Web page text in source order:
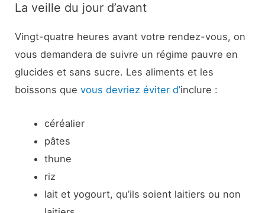
La veille du jour d’avant
Vingt-quatre heures avant votre rendez-vous, on
vous demandera de suivre un régime pauvre en
glucides et sans sucre. Les aliments et les
boissons quevous devriez éviter d’inclure :
céréalier
pâtes
thune
riz
lait et yogourt, qu’ils soient laitiers ou non